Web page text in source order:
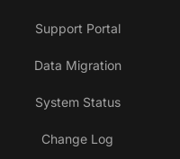
Support Portal
Data Migration
System Status
Change Log